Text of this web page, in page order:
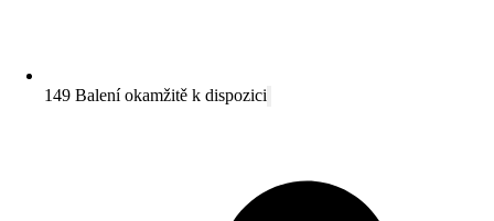
149 Balení okamžitě k dispozici